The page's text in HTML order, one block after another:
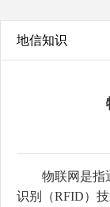
地信知识
物联网是指通
识别（RFID）